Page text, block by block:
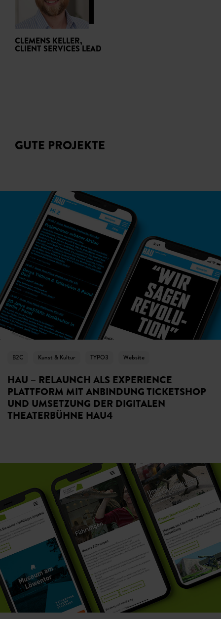
CLEMENS KELLER,
CLIENT SERVICES LEAD
GUTE PROJEKTE
HAU – RELAUNCH ALS EXPERIENCE
PLATTFORM MIT ANBINDUNG TICKETSHOP
UND UMSETZUNG DER DIGITALEN
THEATERBÜHNE HAU4
B2C Kunst & Kultur TYPO3 Website